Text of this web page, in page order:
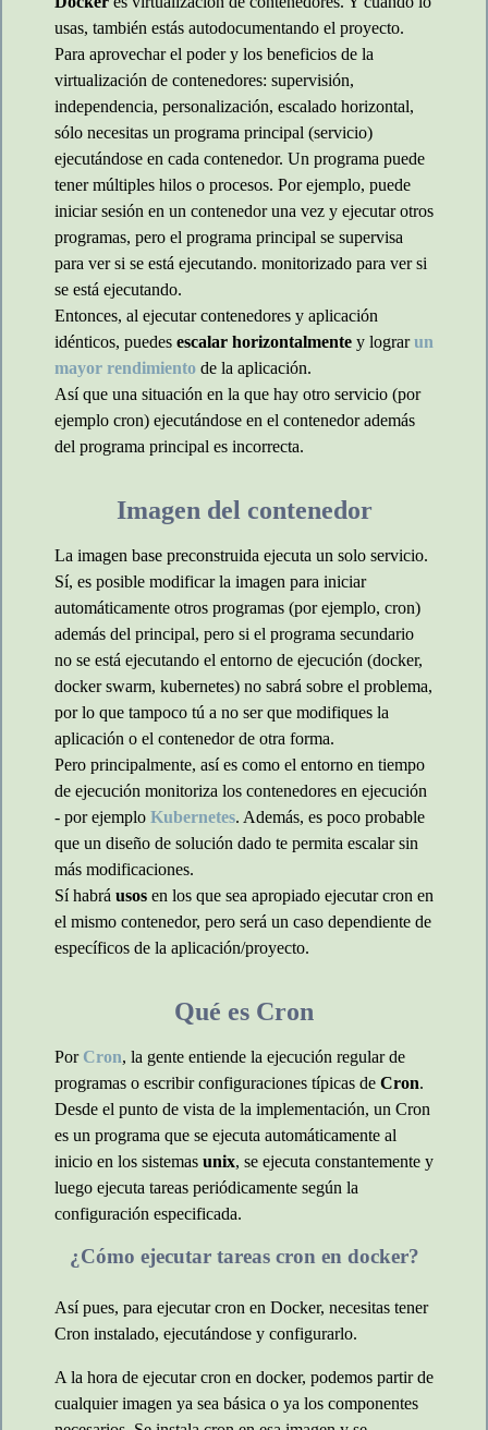
usas, también estás autodocumentando el proyecto.
Para aprovechar el poder y los beneficios de la
virtualización de contenedores: supervisión,
independencia, personalización, escalado horizontal,
sólo necesitas un programa principal (servicio)
ejecutándose en cada contenedor. Un programa puede
tener múltiples hilos o procesos. Por ejemplo, puede
iniciar sesión en un contenedor una vez y ejecutar otros
programas, pero el programa principal se supervisa
para ver si se está ejecutando. monitorizado para ver si
se está ejecutando.
Entonces, al ejecutar contenedores y aplicación
idénticos, puedes escalar horizontalmente y lograrun
mayor rendimiento de la aplicación.
Así que una situación en la que hay otro servicio (por
ejemplo cron) ejecutándose en el contenedor además
del programa principal es incorrecta.
Imagen del contenedor
La imagen base preconstruida ejecuta un solo servicio.
Sí, es posible modificar la imagen para iniciar
automáticamente otros programas (por ejemplo, cron)
además del principal, pero si el programa secundario
no se está ejecutando el entorno de ejecución (docker,
docker swarm, kubernetes) no sabrá sobre el problema,
por lo que tampoco tú a no ser que modifiques la
aplicación o el contenedor de otra forma.
Pero principalmente, así es como el entorno en tiempo
de ejecución monitoriza los contenedores en ejecución
- por ejemplo Kubernetes. Además, es poco probable
que un diseño de solución dado te permita escalar sin
más modificaciones.
Sí habrá usos en los que sea apropiado ejecutar cron en
el mismo contenedor, pero será un caso dependiente de
específicos de la aplicación/proyecto.
Qué es Cron
Por Cron, la gente entiende la ejecución regular de
programas o escribir configuraciones típicas de Cron.
Desde el punto de vista de la implementación, un Cron
es un programa que se ejecuta automáticamente al
inicio en los sistemas unix, se ejecuta constantemente y
luego ejecuta tareas periódicamente según la
configuración especificada.
¿Cómo ejecutar tareas cron en docker?
Así pues, para ejecutar cron en Docker, necesitas tener
Cron instalado, ejecutándose y configurarlo.
A la hora de ejecutar cron en docker, podemos partir de
cualquier imagen ya sea básica o ya los componentes